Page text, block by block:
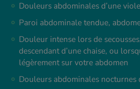
Douleurs abdominales d’une
Paroi abdominale tendue,
Douleur intense lors de
descendant d’une chaise, ou
légèrement sur votre abdomen
Douleurs abdominales